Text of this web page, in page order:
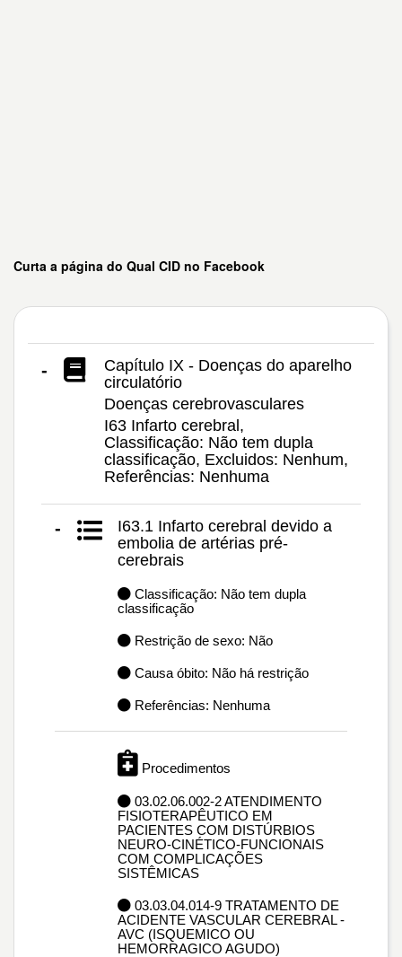
Curta a página do Qual CID no Facebook
-
Capítulo IX - Doenças do aparelho
circulatório
Doenças cerebrovasculares
I63 Infarto cerebral,
Classificação: Não tem dupla
classificação, Excluidos: Nenhum,
Referências: Nenhuma
-
I63.1 Infarto cerebral devido a
embolia de artérias pré-
cerebrais
Classificação: Não tem dupla
classificação
Restrição de sexo: Não
Causa óbito: Não há restrição
Referências: Nenhuma
Procedimentos
03.02.06.002-2 ATENDIMENTO
FISIOTERAPÊUTICO EM
PACIENTES COM DISTÚRBIOS
NEURO-CINÉTICO-FUNCIONAIS
COM COMPLICAÇÕES
SISTÊMICAS
03.03.04.014-9 TRATAMENTO DE
ACIDENTE VASCULAR CEREBRAL -
AVC (ISQUEMICO OU
HEMORRAGICO AGUDO)